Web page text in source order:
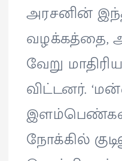
அரசனின்
வழக்கத்தை,
வேறு
விட்டனர்.
நோக்கில்